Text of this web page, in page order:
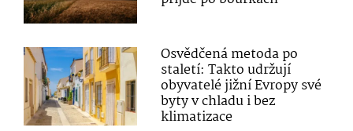
Osvědčená metoda po
staletí: Takto udržují
obyvatelé jižní Evropy své
byty v chladu i bez
klimatizace